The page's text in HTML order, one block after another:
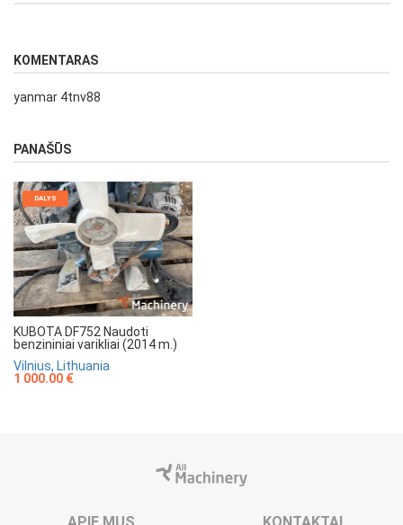
KOMENTARAS
yanmar 4tnv88
PANAŠŪS
DALYS
KUBOTA DF752 Naudoti
benzininiai varikliai (2014 m.)
Vilnius, Lithuania
1 000.00 €